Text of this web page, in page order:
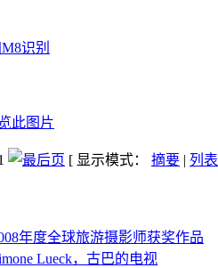
识别
[ 显示模式： 摘要 | 列表
年度全球旅游摄影师获奖作品
Lueck，古巴的电视